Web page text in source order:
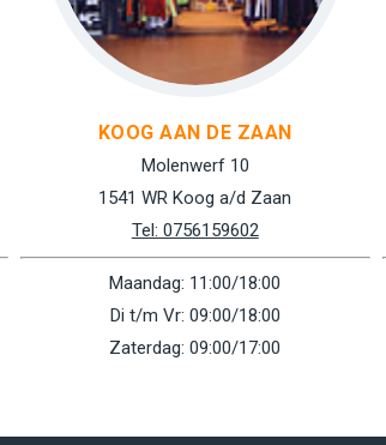
KOOG AAN DE ZAAN
Molenwerf 10
1541 WR Koog a/d Zaan
Tel: 0756159602
Maandag: 11:00/18:00
Di t/m Vr: 09:00/18:00
Zaterdag: 09:00/17:00